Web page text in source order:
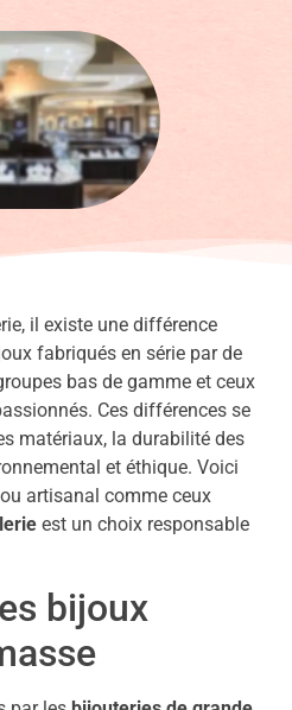
il existe une différence
fabriqués en série par de
bas de gamme et ceux
Ces différences se
matériaux, la durabilité des
et éthique. Voici
artisanal comme ceux
est un choix responsable
bijoux